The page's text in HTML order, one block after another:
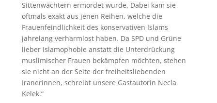
Sittenwächtern ermordet wurde. Dabei kam sie
oftmals exakt aus jenen Reihen, welche die
Frauenfeindlichkeit des konservativen Islams
jahrelang verharmlost haben. Da SPD und Grüne
lieber Islamophobie anstatt die Unterdrückung
muslimischer Frauen bekämpfen möchten, stehen
sie nicht an der Seite der freiheitsliebenden
Iranerinnen, schreibt unsere Gastautorin Necla
Kelek.“